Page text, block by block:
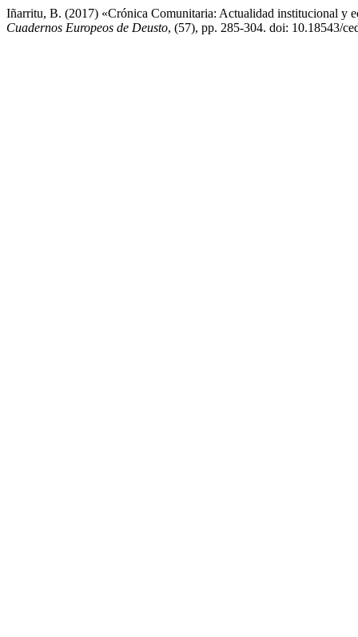
Iñarritu, B. (2017) «Crónica Comunitaria: Actualidad institucional y
Cuadernos Europeos de Deusto, (57), pp. 285-304. doi: 10.18543/